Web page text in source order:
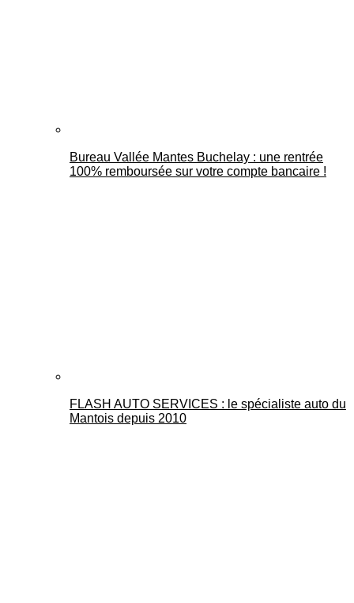
Bureau Vallée Mantes Buchelay : une rentrée
100% remboursée sur votre compte bancaire !
FLASH AUTO SERVICES : le spécialiste auto du
Mantois depuis 2010